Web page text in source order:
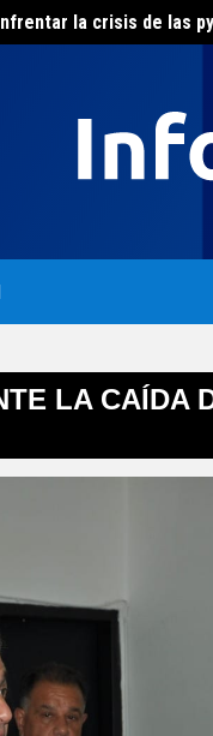
social del agua
LA CAÍDA